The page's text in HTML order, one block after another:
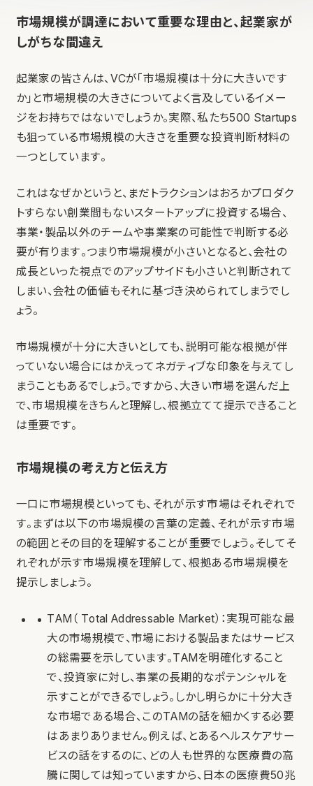
市場規模が調達において重要な理由と、起業家が
しがちな間違え
起業家の皆さんは、VCが「市場規模は十分に大きいです
か」と市場規模の大きさについてよく言及しているイメー
ジをお持ちではないでしょうか。実際、私たち500 Startups
も狙っている市場規模の大きさを重要な投資判断材料の
一つとしています。
これはなぜかというと、まだトラクションはおろかプロダク
トすらない創業間もないスタートアップに投資する場合、
事業・製品以外のチームや事業案の可能性で判断する必
要が有ります。つまり市場規模が小さいとなると、会社の
成長といった視点でのアップサイドも小さいと判断されて
しまい、会社の価値もそれに基づき決められてしまうでし
ょう。
市場規模が十分に大きいとしても、説明可能な根拠が伴
っていない場合にはかえってネガティブな印象を与えてし
まうこともあるでしょう。ですから、大きい市場を選んだ上
で、市場規模をきちんと理解し、根拠立てて提示できること
は重要です。
市場規模の考え方と伝え方
一口に市場規模といっても、それが示す市場はそれぞれで
す。まずは以下の市場規模の言葉の定義、それが示す市場
の範囲とその目的を理解することが重要でしょう。そしてそ
れぞれが示す市場規模を理解して、根拠ある市場規模を
提示しましょう。
TAM（ Total Addressable Market）：実現可能な最
大の市場規模で、市場における製品またはサービス
の総需要を示しています。TAMを明確化すること
で、投資家に対し、事業の長期的なポテンシャルを
示すことができるでしょう。しかし明らかに十分大き
な市場である場合、このTAMの話を細かくする必要
はあまりありません。例えば、とあるヘルスケアサー
ビスの話をするのに、どの人も世界的な医療費の高
騰に関しては知っていますから、日本の医療費50兆